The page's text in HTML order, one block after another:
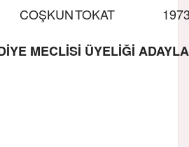
COŞKUNTOKAT
MECLİSİ ÜYELİĞİ